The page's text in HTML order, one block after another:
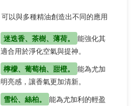
以與多種精油創造出不同的應用
迷迭香、茶樹、薄荷。
能強化其
合用於淨化空氣與提神。
檸檬、葡萄柚、甜橙。
能為尤加
亮感，讓香氣更加清新。
雪松、絲柏。
能為尤加利的輕盈